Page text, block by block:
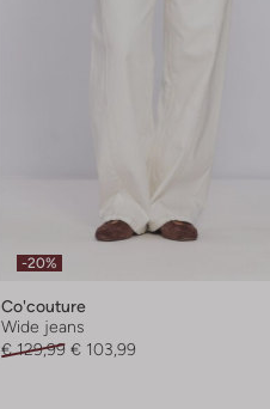
-20%
Co'couture
Wide jeans
€ 129,99 € 103,99